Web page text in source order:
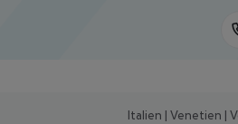
Italien | Venetien |